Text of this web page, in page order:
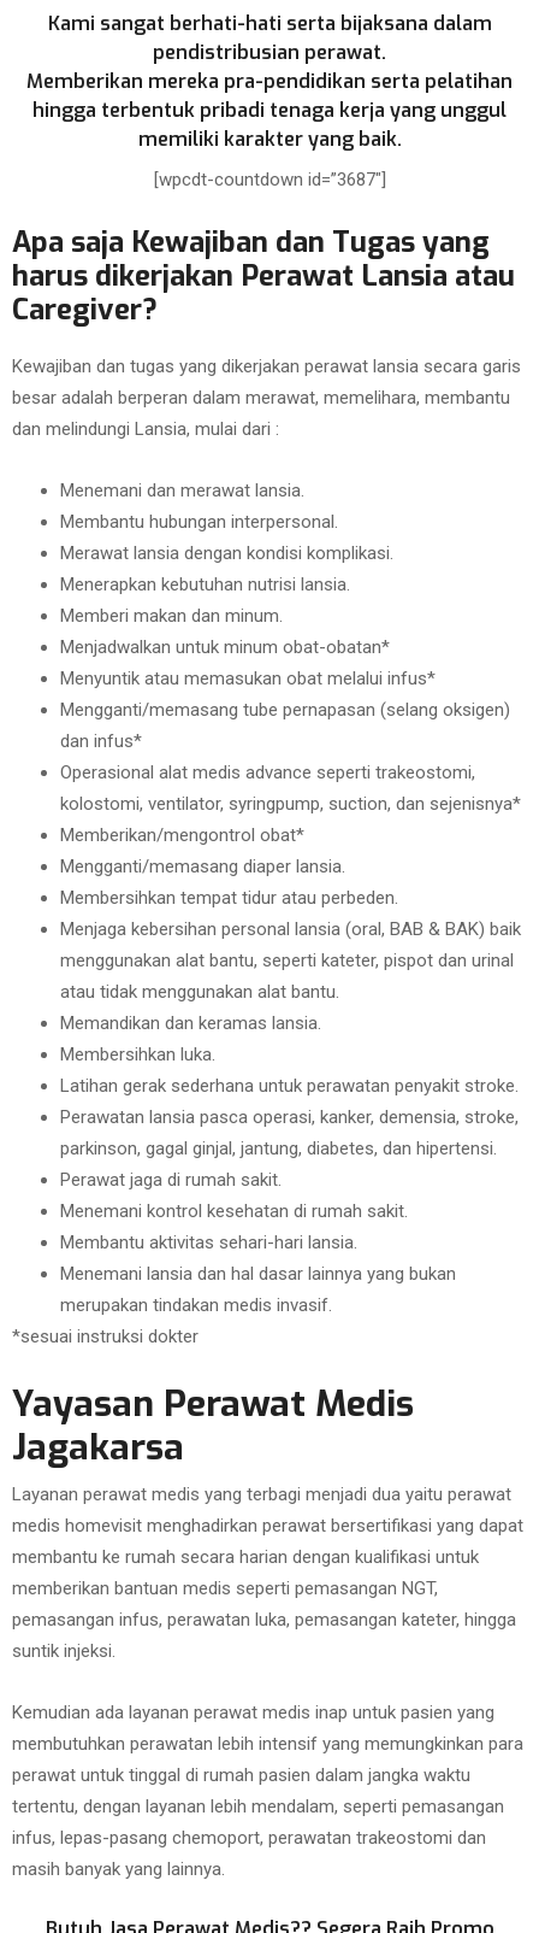
Kami sangat berhati-hati serta bijaksana dalam
pendistribusian perawat.
Memberikan mereka pra-pendidikan serta pelatihan
hingga terbentuk pribadi tenaga kerja yang unggul
memiliki karakter yang baik.
[wpcdt-countdown id=”3687″]
Apa saja Kewajiban dan Tugas yang
harus dikerjakan Perawat Lansia atau
Caregiver?
Kewajiban dan tugas yang dikerjakan perawat lansia secara garis
besar adalah berperan dalam merawat, memelihara, membantu
dan melindungi Lansia, mulai dari :
Menemani dan merawat lansia.
Membantu hubungan interpersonal.
Merawat lansia dengan kondisi komplikasi.
Menerapkan kebutuhan nutrisi lansia.
Memberi makan dan minum.
Menjadwalkan untuk minum obat-obatan*
Menyuntik atau memasukan obat melalui infus*
Mengganti/memasang tube pernapasan (selang oksigen)
dan infus*
Operasional alat medis advance seperti trakeostomi,
kolostomi, ventilator, syringpump, suction, dan sejenisnya*
Memberikan/mengontrol obat*
Mengganti/memasang diaper lansia.
Membersihkan tempat tidur atau perbeden.
Menjaga kebersihan personal lansia (oral, BAB & BAK) baik
menggunakan alat bantu, seperti kateter, pispot dan urinal
atau tidak menggunakan alat bantu.
Memandikan dan keramas lansia.
Membersihkan luka.
Latihan gerak sederhana untuk perawatan penyakit stroke.
Perawatan lansia pasca operasi, kanker, demensia, stroke,
parkinson, gagal ginjal, jantung, diabetes, dan hipertensi.
Perawat jaga di rumah sakit.
Menemani kontrol kesehatan di rumah sakit.
Membantu aktivitas sehari-hari lansia.
Menemani lansia dan hal dasar lainnya yang bukan
merupakan tindakan medis invasif.
*sesuai instruksi dokter
Yayasan Perawat Medis
Jagakarsa
Layanan perawat medis yang terbagi menjadi dua yaitu perawat
medis homevisit menghadirkan perawat bersertifikasi yang dapat
membantu ke rumah secara harian dengan kualifikasi untuk
memberikan bantuan medis seperti pemasangan NGT,
pemasangan infus, perawatan luka, pemasangan kateter, hingga
suntik injeksi.
Kemudian ada layanan perawat medis inap untuk pasien yang
membutuhkan perawatan lebih intensif yang memungkinkan para
perawat untuk tinggal di rumah pasien dalam jangka waktu
tertentu, dengan layanan lebih mendalam, seperti pemasangan
infus, lepas-pasang chemoport, perawatan trakeostomi dan
masih banyak yang lainnya.